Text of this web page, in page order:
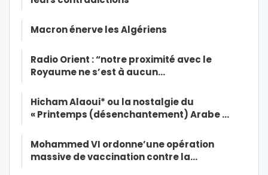
Macron énerve les Algériens
Radio Orient : “notre proximité avec le
Royaume ne s’est à aucun…
Hicham Alaoui* ou la nostalgie du
« Printemps (désenchantement) Arabe …
Mohammed VI ordonne’une opération
massive de vaccination contre la…